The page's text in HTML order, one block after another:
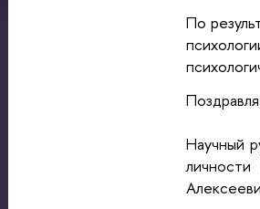
По
Научный